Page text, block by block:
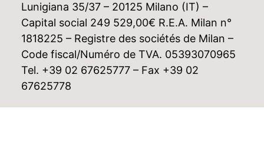
Lunigiana 35/37 – 20125 Milano (IT) –
Capital social 249 529,00€ R.E.A. Milan n°
1818225 – Registre des sociétés de Milan –
Code fiscal/Numéro de TVA. 05393070965
Tel. +39 02 67625777 – Fax +39 02
67625778